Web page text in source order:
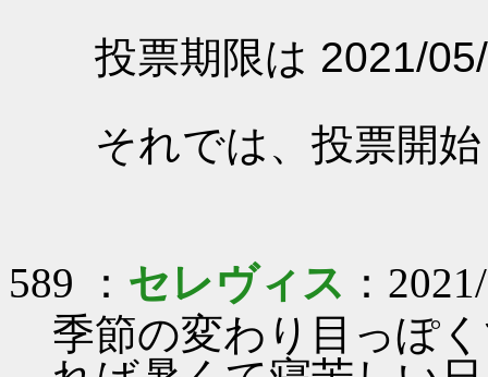
投票期限は 2021/
それでは、投票開
589 ： セレヴィス ：
季節の変わり目っぽ